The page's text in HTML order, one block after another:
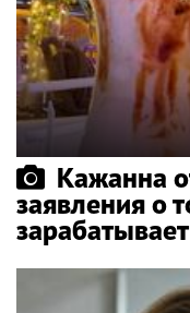
Кажанна
заявления о